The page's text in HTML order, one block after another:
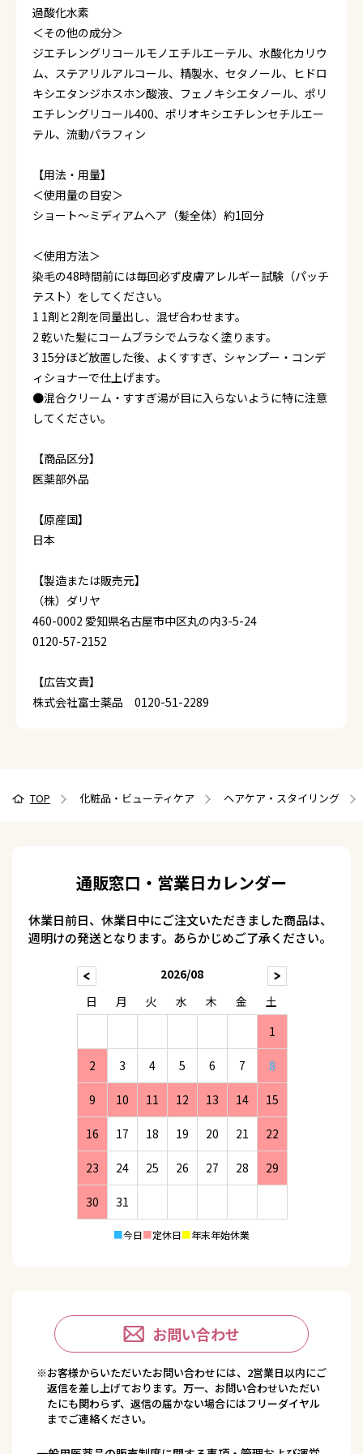
過酸化水素
＜その他の成分＞
ジエチレングリコールモノエチルエーテル、水酸化カリウ
ム、ステアリルアルコール、精製水、セタノール、ヒドロ
キシエタンジホスホン酸液、フェノキシエタノール、ポリ
エチレングリコール400、ポリオキシエチレンセチルエー
テル、流動パラフィン
【用法・用量】
＜使用量の目安＞
ショート～ミディアムヘア（髪全体）約1回分
＜使用方法＞
染毛の48時間前には毎回必ず皮膚アレルギー試験（パッチ
テスト）をしてください。
1 1剤と2剤を同量出し、混ぜ合わせます。
2 乾いた髪にコームブラシでムラなく塗ります。
3 15分ほど放置した後、よくすすぎ、シャンプー・コンデ
ィショナーで仕上げます。
●混合クリーム・すすぎ湯が目に入らないように特に注意
してください。
【商品区分】
医薬部外品
【原産国】
日本
【製造または販売元】
（株）ダリヤ
460-0002 愛知県名古屋市中区丸の内3-5-24
0120-57-2152
【広告文責】
株式会社富士薬品 0120-51-2289
TOP 化粧品・ビューティケア ヘアケア・スタイリング
通販窓口・営業日カレンダー
休業日前日、休業日中にご注文いただきました商品は、
週明けの発送となります。あらかじめご了承ください。
2026/08
日
月 火 水 木 金
土
1
2 3 4 5 6 7 8
9 10 11 12 13 14 15
16 17 18 19 20 21 22
23 24 25 26 27 28 29
30 31
■今日■定休日■年末年始休業
お問い合わせ
※お客様からいただいたお問い合わせには、2営業日以内にご
返信を差し上げております。万一、お問い合わせいただい
たにも関わらず、返信の届かない場合にはフリーダイヤル
までご連絡ください。